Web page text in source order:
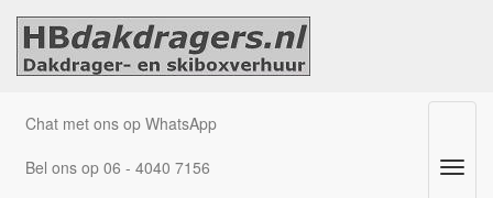
Chat met ons op WhatsApp
Bel ons op 06 - 4040 7156
Menu